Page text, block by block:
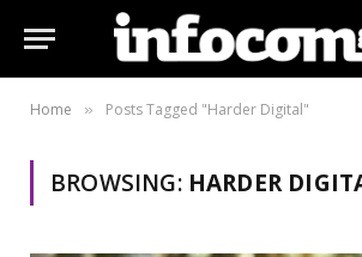
Home » Posts Tagged "Harder Digital"
BROWSING: HARDER